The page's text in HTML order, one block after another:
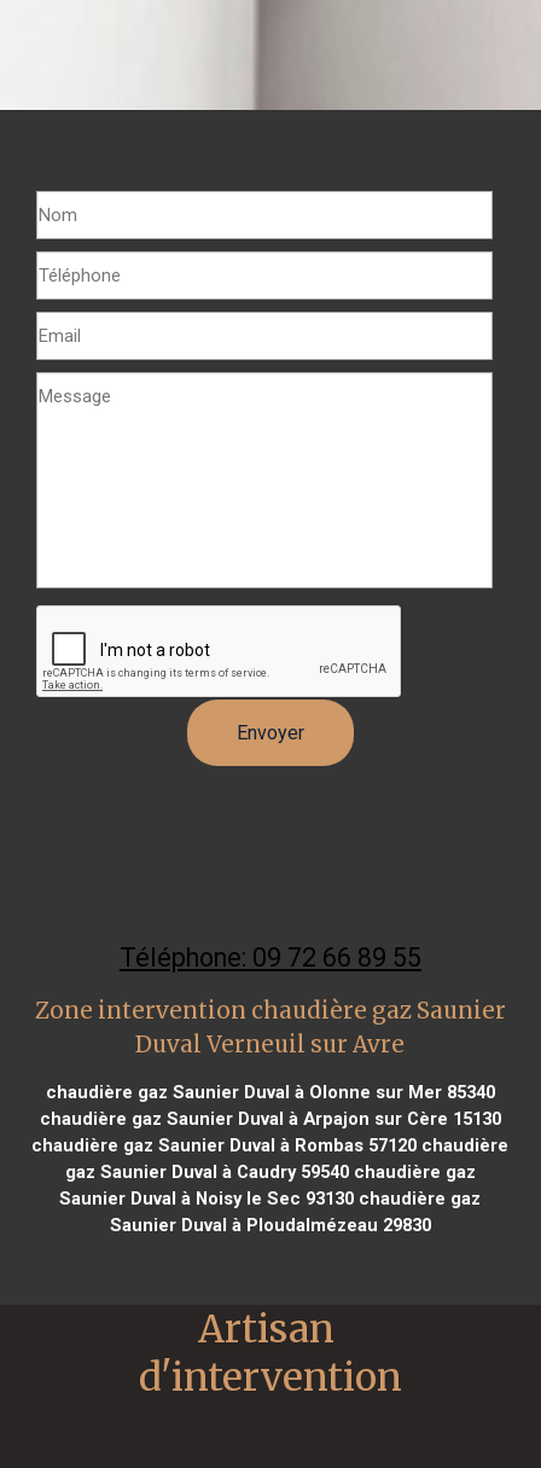
Téléphone: 09 72 66 89 55
Zone intervention chaudière gaz Saunier
Duval Verneuil sur Avre
chaudière gaz Saunier Duval à Olonne sur Mer 85340
chaudière gaz Saunier Duval à Arpajon sur Cère 15130
chaudière gaz Saunier Duval à Rombas 57120 chaudière
gaz Saunier Duval à Caudry 59540chaudière gaz
Saunier Duval à Noisy le Sec 93130 chaudière gaz
Saunier Duval à Ploudalmézeau 29830
Artisan
d'intervention